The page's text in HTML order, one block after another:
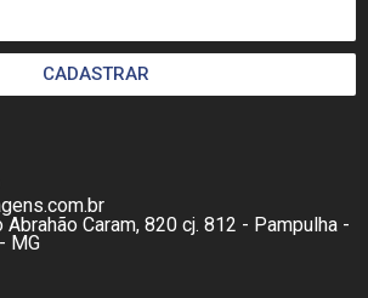
CADASTRAR
Caram, 820 cj. 812 - Pampulha -
MG